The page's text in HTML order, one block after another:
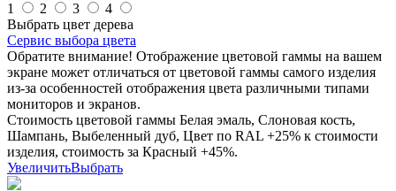
1
2 3
4
Выбрать цвет дерева
Сервис выбора цвета
Обратите внимание! Отображение цветовой гаммы на вашем
экране может отличаться от цветовой гаммы самого изделия
из-за особенностей отображения цвета различными типами
мониторов и экранов.
Стоимость цветовой гаммы Белая эмаль, Слоновая кость,
Шампань, Выбеленный дуб, Цвет по RAL +25% к стоимости
изделия, стоимость за Красный +45%.
УвеличитьВыбрать